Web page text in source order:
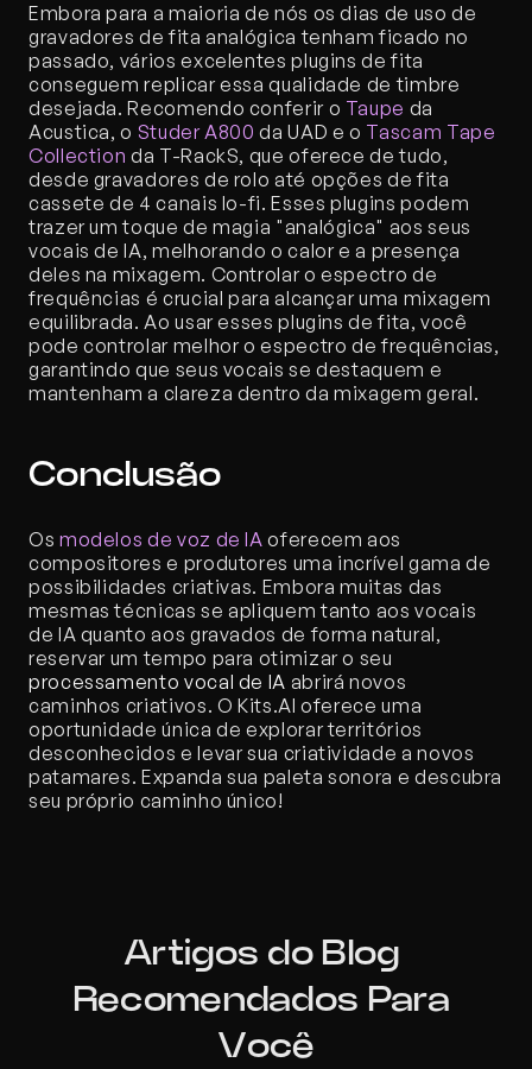
Embora para a maioria de nós os dias de uso de
gravadores de fita analógica tenham ficado no
passado, vários excelentes plugins de fita
conseguem replicar essa qualidade de timbre
desejada. Recomendo conferir o Taupe da
Acustica, o Studer A800 da UAD e o Tascam Tape
Collection da T-RackS, que oferece de tudo,
desde gravadores de rolo até opções de fita
cassete de 4 canais lo-fi. Esses plugins podem
trazer um toque de magia "analógica" aos seus
vocais de IA, melhorando o calor e a presença
deles na mixagem. Controlar o espectro de
frequências é crucial para alcançar uma mixagem
equilibrada. Ao usar esses plugins de fita, você
pode controlar melhor o espectro de frequências,
garantindo que seus vocais se destaquem e
mantenham a clareza dentro da mixagem geral.
Conclusão
Os modelos de voz de IA oferecem aos
compositores e produtores uma incrível gama de
possibilidades criativas. Embora muitas das
mesmas técnicas se apliquem tanto aos vocais
de IA quanto aos gravados de forma natural,
processamento vocal de IA abrirá novos
caminhos criativos. O Kits.AI oferece uma
oportunidade única de explorar territórios
desconhecidos e levar sua criatividade a novos
patamares. Expanda sua paleta sonora e descubra
seu próprio caminho único!
Artigos do Blog
Recomendados Para
Você